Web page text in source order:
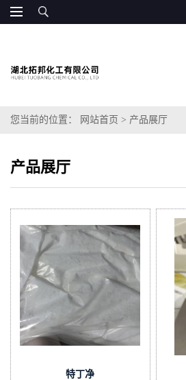
您当前的位置： 网站首页 > 产品展厅
产品展厅
特丁净